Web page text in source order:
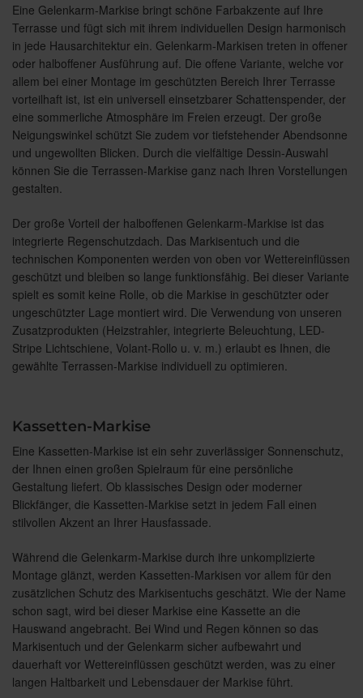
Eine Gelenkarm-Markise bringt schöne Farbakzente auf Ihre
Terrasse und fügt sich mit ihrem individuellen Design harmonisch
in jede Hausarchitektur ein. Gelenkarm-Markisen treten in offener
oder halboffener Ausführung auf. Die offene Variante, welche vor
allem bei einer Montage im geschützten Bereich Ihrer Terrasse
vorteilhaft ist, ist ein universell einsetzbarer Schattenspender, der
eine sommerliche Atmosphäre im Freien erzeugt. Der große
Neigungswinkel schützt Sie zudem vor tiefstehender Abendsonne
und ungewollten Blicken. Durch die vielfältige Dessin-Auswahl
können Sie die Terrassen-Markise ganz nach Ihren Vorstellungen
gestalten.
Der große Vorteil der halboffenen Gelenkarm-Markise ist das
integrierte Regenschutzdach. Das Markisentuch und die
technischen Komponenten werden von oben vor Wettereinflüssen
geschützt und bleiben so lange funktionsfähig. Bei dieser Variante
spielt es somit keine Rolle, ob die Markise in geschützter oder
ungeschützter Lage montiert wird. Die Verwendung von unseren
Zusatzprodukten (Heizstrahler, integrierte Beleuchtung, LED-
Stripe Lichtschiene, Volant-Rollo u. v. m.) erlaubt es Ihnen, die
gewählte Terrassen-Markise individuell zu optimieren.
Kassetten-Markise
Eine Kassetten-Markise ist ein sehr zuverlässiger Sonnenschutz,
der Ihnen einen großen Spielraum für eine persönliche
Gestaltung liefert. Ob klassisches Design oder moderner
Blickfänger, die Kassetten-Markise setzt in jedem Fall einen
stilvollen Akzent an Ihrer Hausfassade.
Während die Gelenkarm-Markise durch ihre unkomplizierte
Montage glänzt, werden Kassetten-Markisen vor allem für den
zusätzlichen Schutz des Markisentuchs geschätzt. Wie der Name
schon sagt, wird bei dieser Markise eine Kassette an die
Hauswand angebracht. Bei Wind und Regen können so das
Markisentuch und der Gelenkarm sicher aufbewahrt und
dauerhaft vor Wettereinflüssen geschützt werden, was zu einer
langen Haltbarkeit und Lebensdauer der Markise führt.